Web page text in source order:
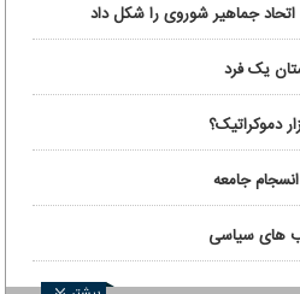
اتحاد جماهیر شوروی را شکل داد
یک فرد
دموکراتیک؟
جامعه
های سیاسی